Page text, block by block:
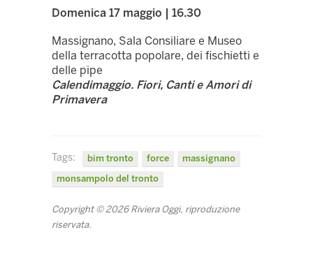
Domenica 17 maggio | 16.30
Massignano, Sala Consiliare e Museo
della terracotta popolare, dei fischietti e
delle pipe
Calendimaggio. Fiori, Canti e Amori di
Primavera
Tags: bim tronto force
massignano
monsampolo del tronto
Copyright © 2026 Riviera Oggi, riproduzione
riservata.